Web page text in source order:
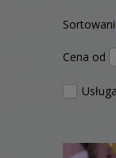
Cena od